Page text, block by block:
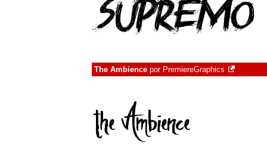
The Ambience por PremiereGraphics